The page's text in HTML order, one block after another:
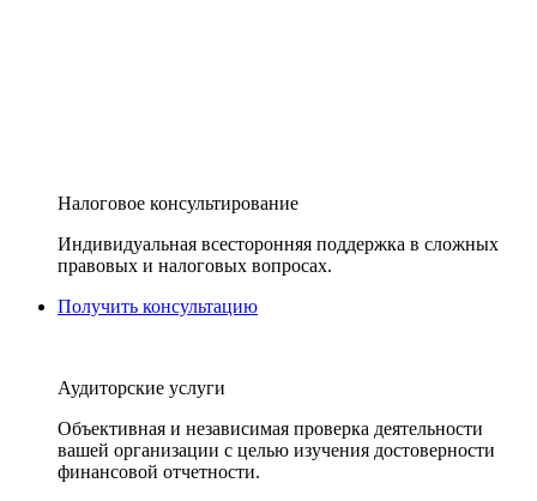
Налоговое консультирование
Индивидуальная всесторонняя поддержка в сложных
правовых и налоговых вопросах.
Получить консультацию
Аудиторские услуги
Объективная и независимая проверка деятельности
вашей организации с целью изучения достоверности
финансовой отчетности.